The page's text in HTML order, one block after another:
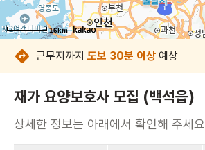
16km
16km
16km
16km
16km
16km
16km
16km
근무지까지 도보 30분 이상 예상
재가 요양보호사 모집 (백석읍)
상세한 정보는 아래에서 확인해 주세요